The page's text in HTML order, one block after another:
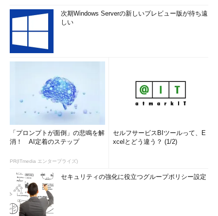
次期Windows Serverの新しいプレビュー版が待ち遠
しい
「プロンプトが面倒」の悲鳴を解
消！ AI定着のステップ
PR(ITmedia エンタープライズ)
セルフサービスBIツールって、E
xcelとどう違う？ (1/2)
セキュリティの強化に役立つグループポリシー設定